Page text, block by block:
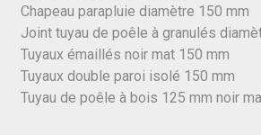
Chapeau parapluie diamètre 150 mm
Joint tuyau de poêle à granulés
Tuyaux émaillés noir mat 150 mm
Tuyaux double paroi isolé 150 mm
Tuyau de poêle à bois 125 mm noir